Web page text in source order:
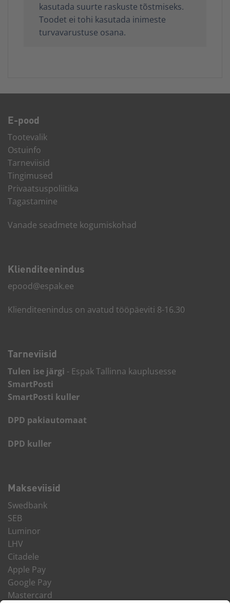
kasutada suurte raskuste tõstmiseks.
Toodet ei tohi kasutada inimeste
turvavarustuse osana.
E-pood
Tootevalik
Ostuinfo
Tarneviisid
Tingimused
Privaatsuspoliitika
Tagastamine
Vanade seadmete kogumiskohad
Kliendi­teenindus
epood@espak.ee
Klienditeenindus on avatud tööpäeviti 8-16.30
Tarneviisid
Tulen ise järgi - Espak Tallinna kauplusesse
SmartPosti
SmartPosti kuller
DPD pakiautomaat
DPD kuller
Makseviisid
Swedbank
SEB
Luminor
LHV
Citadele
Apple Pay
Google Pay
Mastercard